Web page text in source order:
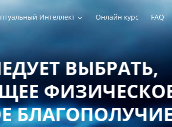
Интеллект Онлайн курс FAQ
ВЫБРАТЬ,
ФИЗИЧЕСКОЕ,